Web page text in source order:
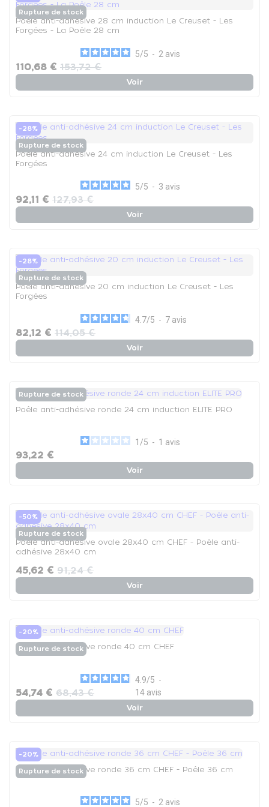
Rupture de stock
Poêle anti-adhésive 28 cm induction Le Creuset - Les
Forgées - La Poêle 28 cm
5/5 - 2 avis
110,68 € 153,72 €
Voir
-28%
Rupture de stock
Poêle anti-adhésive 24 cm induction Le Creuset - Les
Forgées
5/5 - 3 avis
92,11 € 127,93 €
Voir
-28%
Rupture de stock
Poêle anti-adhésive 20 cm induction Le Creuset - Les
Forgées
4.7/5 - 7 avis
82,12 € 114,05 €
Voir
Rupture de stock
Poêle anti-adhésive ronde 24 cm induction ELITE PRO
1 /5 - 1 avis
93,22 €
Voir
-50%
Rupture de stock
Poêle anti-adhésive ovale 28x40 cm CHEF - Poêle anti-
adhésive 28x40 cm
45,62 € 91,24 €
Voir
-20%
Rupture de stock
Poêle anti-adhésive ronde 40 cm CHEF
4.9/5 -
14 avis
54,74 € 68,43 €
Voir
-20%
Rupture de stock
Poêle anti-adhésive ronde 36 cm CHEF - Poêle 36 cm
5/5 - 2 avis